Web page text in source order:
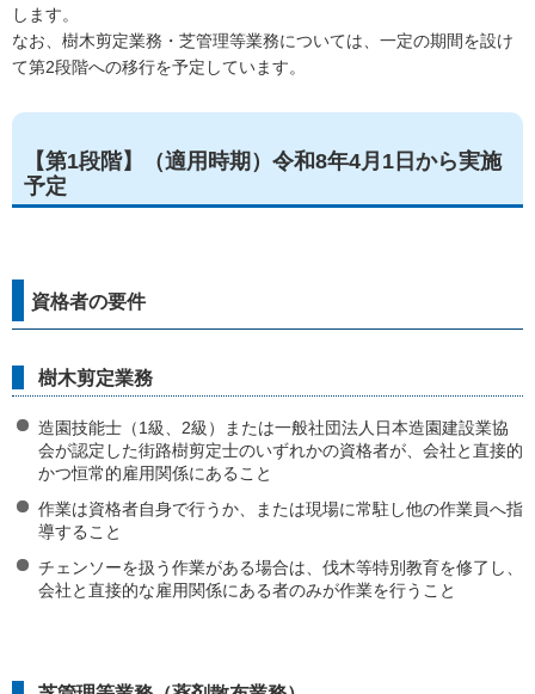
します。
なお、樹木剪定業務・芝管理等業務については、一定の期間を設け
て第2段階への移行を予定しています。
【第1段階】（適用時期）令和8年4月1日から実施
予定
資格者の要件
樹木剪定業務
造園技能士（1級、2級）または一般社団法人日本造園建設業協
会が認定した街路樹剪定士のいずれかの資格者が、会社と直接的
かつ恒常的雇用関係にあること
作業は資格者自身で行うか、または現場に常駐し他の作業員へ指
導すること
チェンソーを扱う作業がある場合は、伐木等特別教育を修了し、
会社と直接的な雇用関係にある者のみが作業を行うこと